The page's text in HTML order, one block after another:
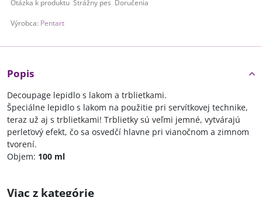
Otázka k produktu Strážny pes Doručenia
Výrobca: Pentart
Popis
Decoupage lepidlo s lakom a trblietkami.
Špeciálne lepidlo s lakom na použitie pri servítkovej technike,
teraz už aj s trblietkami! Trblietky sú veľmi jemné, vytvárajú
perleťový efekt, čo sa osvedčí hlavne pri vianočnom a zimnom
tvorení.
Objem: 100 ml
Viac z kategórie